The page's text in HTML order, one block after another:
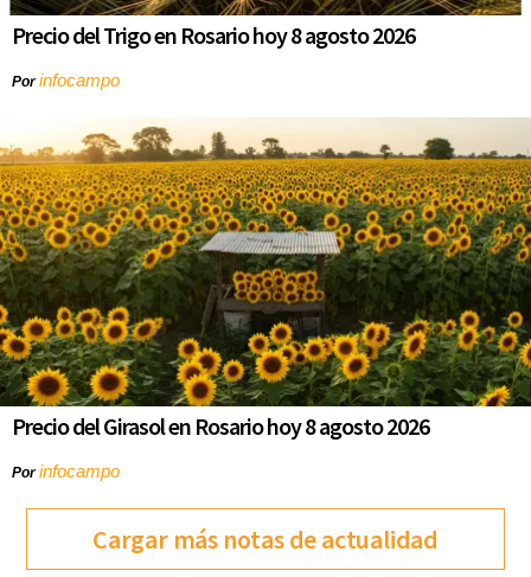
Precio del Trigo en Rosario hoy 8 agosto 2026
Porinfocampo
Precio del Girasol en Rosario hoy 8 agosto 2026
Porinfocampo
Cargar más notas de actualidad